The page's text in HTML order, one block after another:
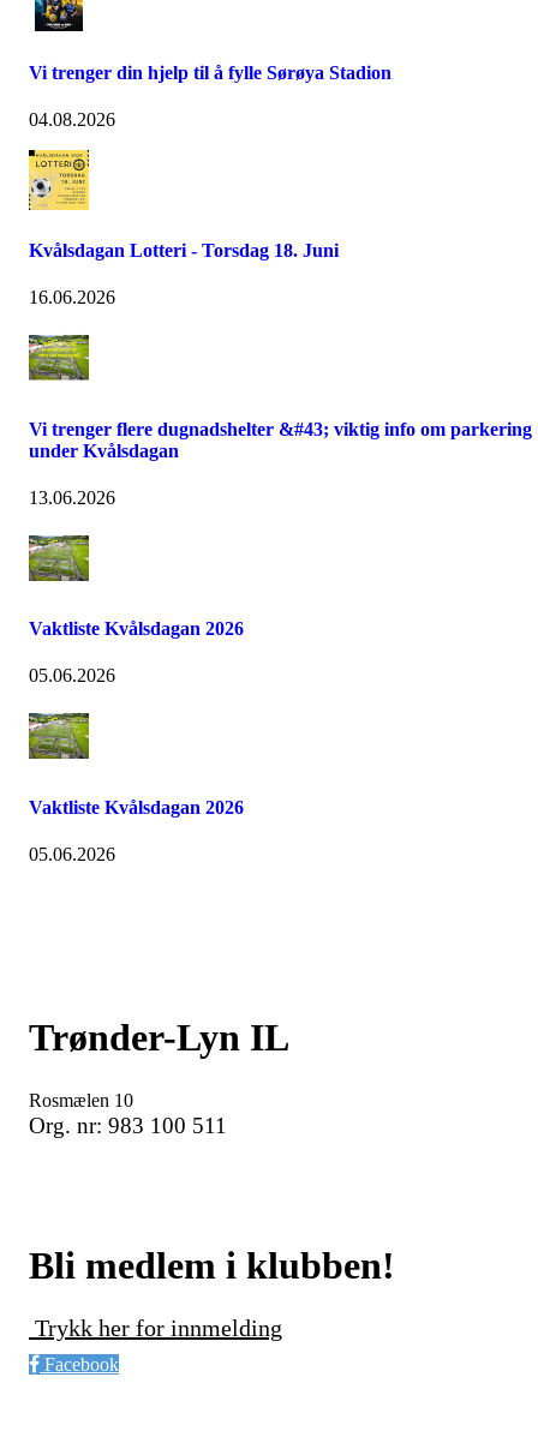
Vi trenger din hjelp til å fylle Sørøya Stadion
04.08.2026
Kvålsdagan Lotteri - Torsdag 18. Juni
16.06.2026
Vi trenger flere dugnadshelter &#43; viktig info om parkering
under Kvålsdagan
13.06.2026
Vaktliste Kvålsdagan 2026
05.06.2026
Vaktliste Kvålsdagan 2026
05.06.2026
Trønder-Lyn IL
Rosmælen 10
Org. nr: 983 100 511
Bli medlem i klubben!
Trykk her for innmelding
Facebook